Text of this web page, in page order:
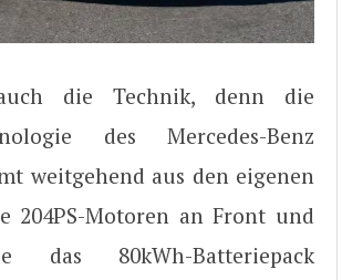
die Technik, denn die
des Mercedes-Benz
weitgehend aus den eigenen
204PS-Motoren an Front und
das 80kWh-Batteriepack